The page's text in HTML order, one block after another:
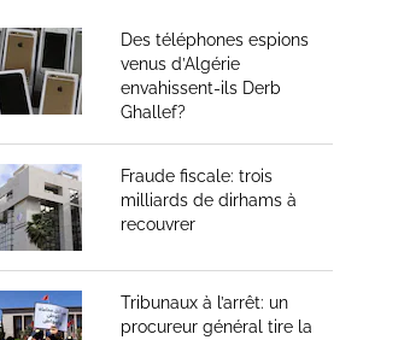
Des téléphones espions
venus d’Algérie
envahissent-ils Derb
Ghallef?
Fraude fiscale: trois
milliards de dirhams à
recouvrer
Tribunaux à l’arrêt: un
procureur général tire la